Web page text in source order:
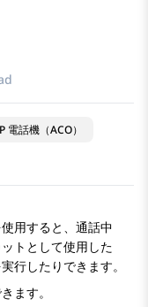
電話機（ACO）
用すると、通話中
トとして使用した
行したりできます。
ます。